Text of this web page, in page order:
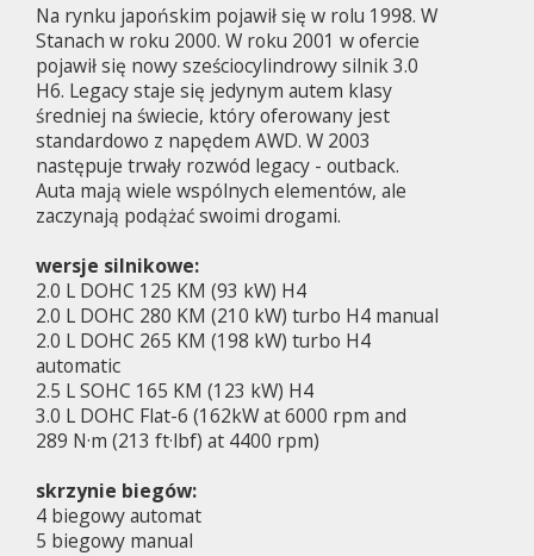
Na rynku japońskim pojawił się w rolu 1998. W
Stanach w roku 2000. W roku 2001 w ofercie
pojawił się nowy sześciocylindrowy silnik 3.0
H6. Legacy staje się jedynym autem klasy
średniej na świecie, który oferowany jest
standardowo z napędem AWD. W 2003
następuje trwały rozwód legacy - outback.
Auta mają wiele wspólnych elementów, ale
zaczynają podążać swoimi drogami.
wersje silnikowe:
2.0 L DOHC 125 KM (93 kW) H4
2.0 L DOHC 280 KM (210 kW) turbo H4 manual
2.0 L DOHC 265 KM (198 kW) turbo H4
automatic
2.5 L SOHC 165 KM (123 kW) H4
3.0 L DOHC Flat-6 (162kW at 6000 rpm and
289 N·m (213 ft·lbf) at 4400 rpm)
skrzynie biegów:
4 biegowy automat
5 biegowy manual